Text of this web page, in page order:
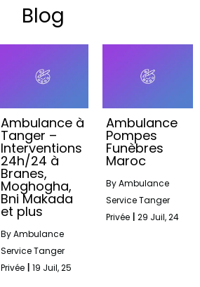
Blog
Ambulance à
Tanger –
Interventions
24h/24 à
Branes,
Moghogha,
Bni Makada
et plus
ByAmbulance
Service Tanger
Privée
19 Juil, 25
Ambulance
Pompes
Funèbres
Maroc
ByAmbulance
Service Tanger
Privée
29 Juil, 24